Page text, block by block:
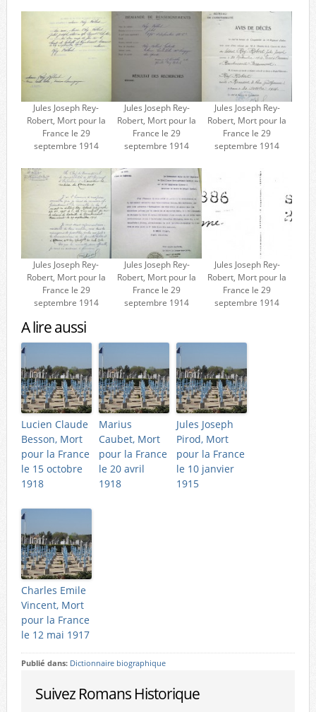
Jules Joseph Rey-
Robert, Mort pour la
France le 29
septembre 1914
Jules Joseph Rey-
Robert, Mort pour la
France le 29
septembre 1914
Jules Joseph Rey-
Robert, Mort pour la
France le 29
septembre 1914
Jules Joseph Rey-
Robert, Mort pour la
France le 29
septembre 1914
Jules Joseph Rey-
Robert, Mort pour la
France le 29
septembre 1914
Jules Joseph Rey-
Robert, Mort pour la
France le 29
septembre 1914
A lire aussi
Lucien Claude
Besson, Mort
pour la France
le 15 octobre
1918
Marius
Caubet, Mort
pour la France
le 20 avril
1918
Jules Joseph
Pirod, Mort
pour la France
le 10 janvier
1915
Charles Emile
Vincent, Mort
pour la France
le 12 mai 1917
Publié dans: Dictionnaire biographique
Suivez Romans Historique